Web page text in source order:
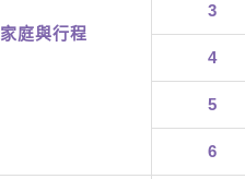
家庭與行程
3
4
5
6